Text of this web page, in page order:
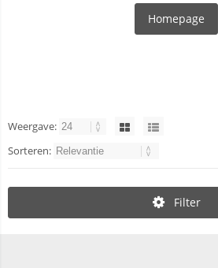
Homepage
Weergave:
Sorteren:
Filter